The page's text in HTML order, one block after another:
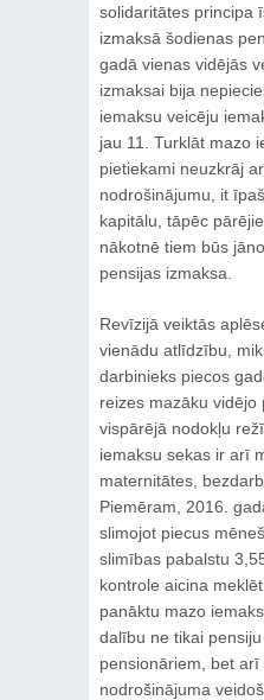
solidaritātes principa
izmaksā šodienas
gadā vienas vidējās
izmaksai bija
iemaksu veicēju
jau 11. Turklāt mazo
pietiekami neuzkrāj
nodrošinājumu, it
kapitālu, tāpēc
nākotnē tiem būs
pensijas izmaksa.
Revīzijā veiktās
vienādu atlīdzību,
darbinieks piecos
reizes mazāku vidējo
vispārējā nodokļu
iemaksu sekas ir arī
maternitātes,
Piemēram, 2016.
slimojot piecus
slimības pabalstu
kontrole aicina
panāktu mazo
dalību ne tikai
pensionāriem, bet arī
nodrošinājuma